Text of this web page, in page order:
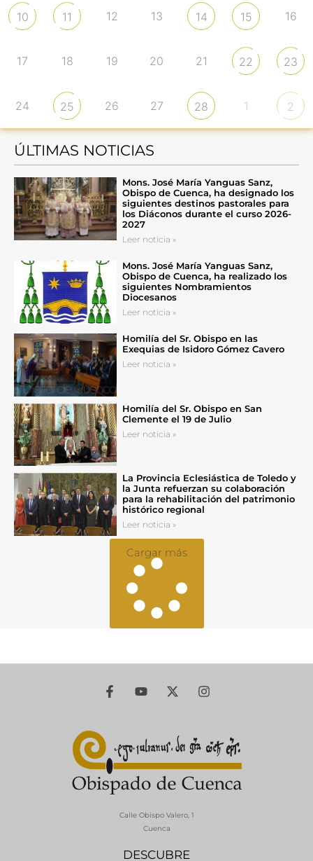
10 11 12 13 14 15 16
17 18 19 20 21 22 23
24 25 26 27 28 1 2
ÚLTIMAS NOTICIAS
Mons. José María Yanguas Sanz,
Obispo de Cuenca, ha designado los
siguientes destinos pastorales para
los Diáconos durante el curso 2026-
2027
Leer noticia »
Mons. José María Yanguas Sanz,
Obispo de Cuenca, ha realizado los
siguientes Nombramientos
Diocesanos
Leer noticia »
Homilía del Sr. Obispo en las
Exequias de Isidoro Gómez Cavero
Leer noticia »
Homilía del Sr. Obispo en San
Clemente el 19 de Julio
Leer noticia »
La Provincia Eclesiástica de Toledo y
la Junta refuerzan su colaboración
para la rehabilitación del patrimonio
histórico regional
Leer noticia »
Cargar más
DESCUBRE
Calle Obispo Valero, 1
Cuenca